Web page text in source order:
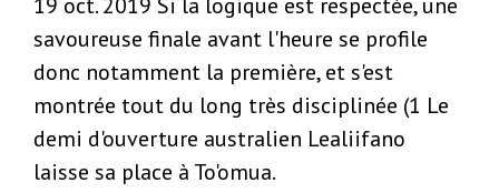
savoureuse finale avant l'heure se profile
donc notamment la première, et s'est
montrée tout du long très disciplinée (1 Le
demi d'ouverture australien Lealiifano
laisse sa place à To'omua.